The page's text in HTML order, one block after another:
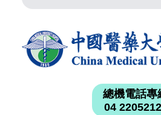
總機電話專
04